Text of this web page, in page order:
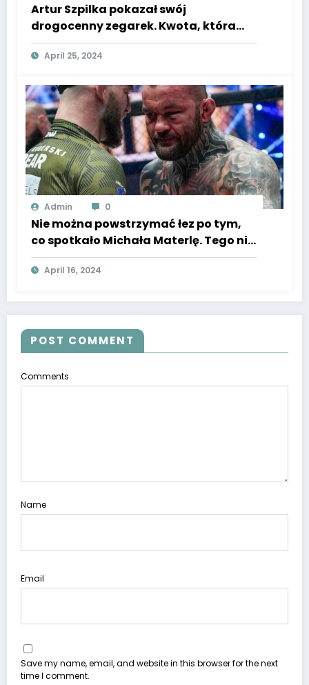
Artur Szpilka pokazał swój
drogocenny zegarek. Kwota, która
wisi na jego ręce, jest zawrotna.
April 25, 2024
Admin 0
Nie można powstrzymać łez po tym,
co spotkało Michała Materlę. Tego nie
mógł się spodziewać, wyjątkowa
chwila
April 16, 2024
POST COMMENT
Comments
Name
Email
Save my name, email, and website in this browser for the next
time I comment.